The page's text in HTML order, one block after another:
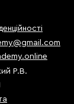
Р.В.